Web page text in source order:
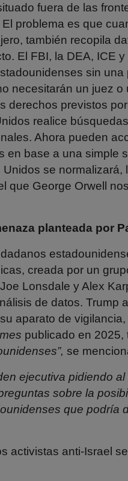
fuera de las
El problema es que
también recopila
El FBI, la DEA, ICE
sin una
necesitarán un juez o
derechos previstos
realice
Ahora pueden
base a una simple
se normalizará,
que George Orwell
planteada por
creada por un
Lonsdale y Alex
de datos. Trump
aparato de
publicado en 2025,
se
ejecutiva pidiendo al
sobre la
que podría
activistas anti-Israel